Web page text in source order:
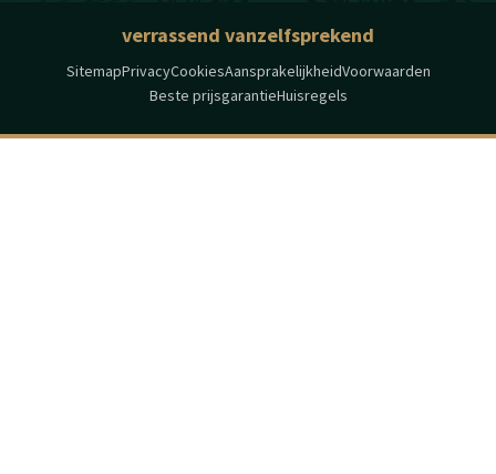
verrassend vanzelfsprekend
SitemapPrivacyCookiesAansprakelijkheidVoorwaarden
Beste prijsgarantieHuisregels